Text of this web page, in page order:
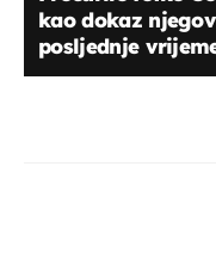
kao dokaz
posljednje